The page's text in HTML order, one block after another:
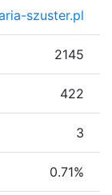
szuster.pl
2145
422
3
0.71%